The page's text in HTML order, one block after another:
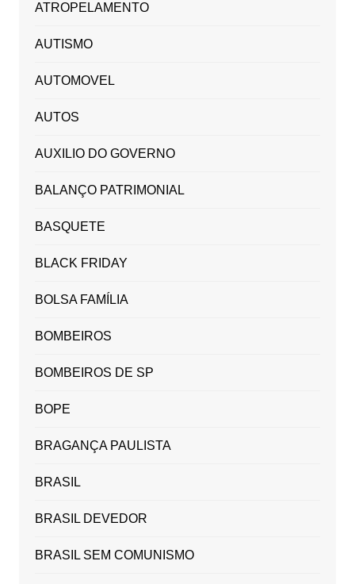
ATROPELAMENTO
AUTISMO
AUTOMOVEL
AUTOS
AUXILIO DO GOVERNO
BALANÇO PATRIMONIAL
BASQUETE
BLACK FRIDAY
BOLSA FAMÍLIA
BOMBEIROS
BOMBEIROS DE SP
BOPE
BRAGANÇA PAULISTA
BRASIL
BRASIL DEVEDOR
BRASIL SEM COMUNISMO